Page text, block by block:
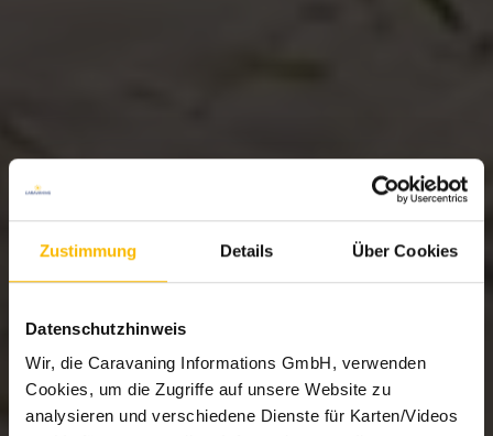
Zustimmung Details Über Cookies
Datenschutzhinweis
Wir, die Caravaning Informations GmbH, verwenden
Cookies, um die Zugriffe auf unsere Website zu
analysieren und verschiedene Dienste für Karten/Videos